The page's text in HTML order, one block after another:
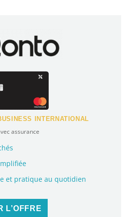
INTERNATIONAL
assurance
et pratique au quotidien
L’OFFRE